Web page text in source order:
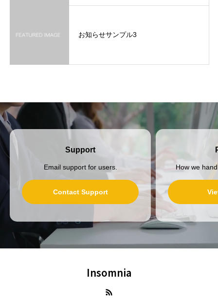
お知らせサンプル3
Support
Email support for users.
Contact Support
How we
Insomnia